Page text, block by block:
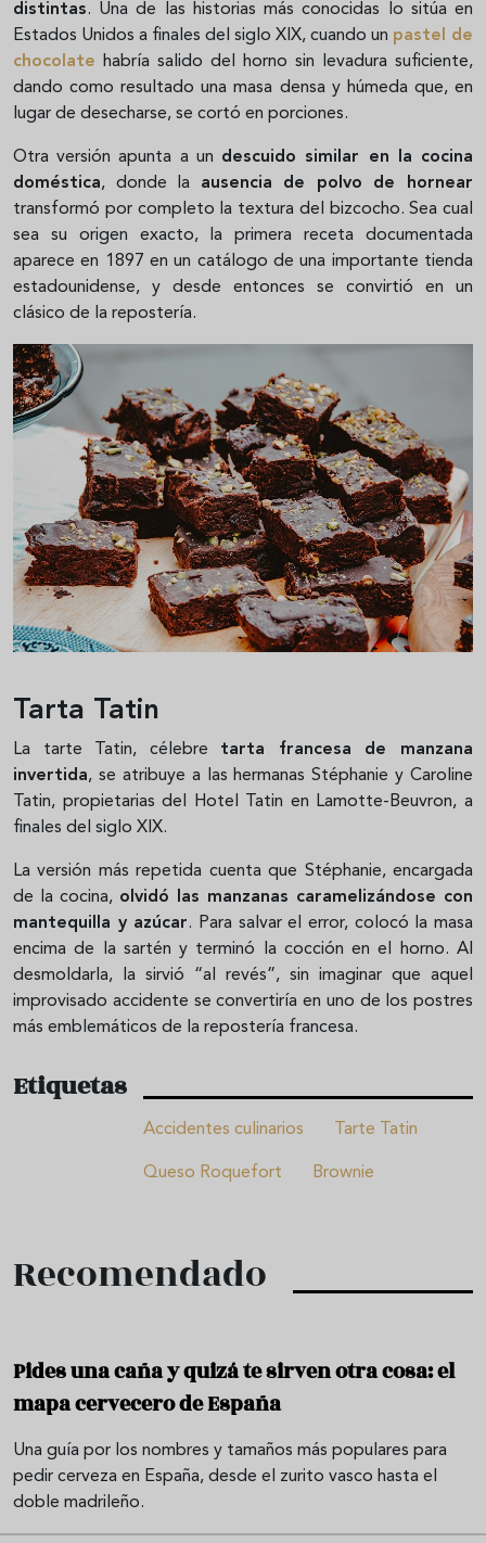
distintas. Una de las historias más conocidas lo sitúa en
Estados Unidos a finales del siglo XIX, cuando un pastel de
chocolate habría salido del horno sin levadura suficiente,
dando como resultado una masa densa y húmeda que, en
lugar de desecharse, se cortó en porciones.
Otra versión apunta a un descuido similar en la cocina
doméstica, donde la ausencia de polvo de hornear
transformó por completo la textura del bizcocho. Sea cual
sea su origen exacto, la primera receta documentada
aparece en 1897 en un catálogo de una importante tienda
estadounidense, y desde entonces se convirtió en un
clásico de la repostería.
Tarta Tatin
La tarte Tatin, célebre tarta francesa de manzana
invertida, se atribuye a las hermanas Stéphanie y Caroline
Tatin, propietarias del Hotel Tatin en Lamotte-Beuvron, a
finales del siglo XIX.
La versión más repetida cuenta que Stéphanie, encargada
de la cocina, olvidó las manzanas caramelizándose con
mantequilla y azúcar. Para salvar el error, colocó la masa
encima de la sartén y terminó la cocción en el horno. Al
desmoldarla, la sirvió “al revés”, sin imaginar que aquel
improvisado accidente se convertiría en uno de los postres
más emblemáticos de la repostería francesa.
Etiquetas
Accidentes culinarios Tarte Tatin
Queso Roquefort Brownie
Recomendado
Pides una caña y quizá te sirven otra cosa: el
mapa cervecero de España
Una guía por los nombres y tamaños más populares para
pedir cerveza en España, desde el zurito vasco hasta el
doble madrileño.